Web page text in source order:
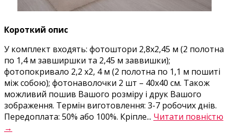
Короткий опис
У комплект входять: фотоштори 2,8х2,45 м (2 полотна
по 1,4 м завширшки та 2,45 м заввишки);
фотопокривало 2,2 х2, 4 м (2 полотна по 1,1 м пошиті
між собою); фотонаволочки 2 шт – 40х40 см. Також
можливий пошив Вашого розміру і друк Вашого
зображення. Термін виготовлення: 3-7 робочих днів.
Передоплата: 50% або 100%. Кріпле... Читати повністю
→